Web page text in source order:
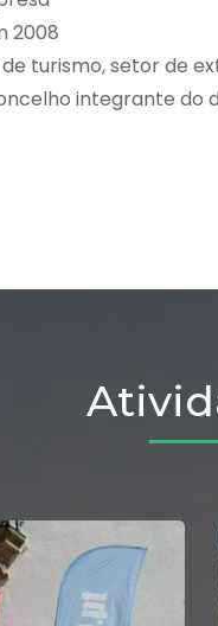
2008
turismo, setor de
integrante do